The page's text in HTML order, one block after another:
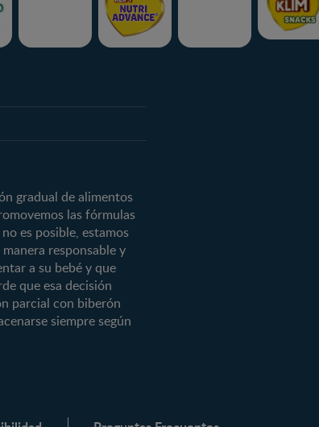
gradual de alimentos
las fórmulas
es posible, estamos
responsable y
a su bebé y que
que esa decisión
parcial con biberón
siempre según